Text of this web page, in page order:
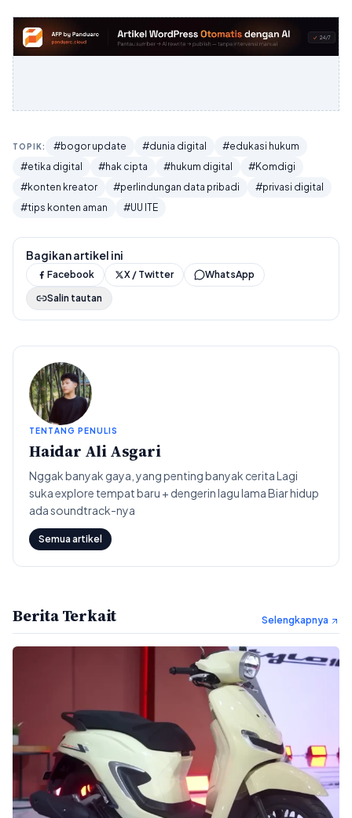
TOPIK: #bogor update #dunia digital
#edukasi hukum
#etika digital
#hak cipta #hukum digital
#Komdigi
#konten kreator
#perlindungan data pribadi
#privasi digital
#tips konten aman
#UU ITE
Bagikan artikel ini
Facebook X / Twitter
WhatsApp
Salin tautan
TENTANG PENULIS
Haidar Ali Asgari
Nggak banyak gaya, yang penting banyak cerita Lagi
suka explore tempat baru + dengerin lagu lama Biar hidup
ada soundtrack-nya
Semua artikel
Berita Terkait Selengkapnya